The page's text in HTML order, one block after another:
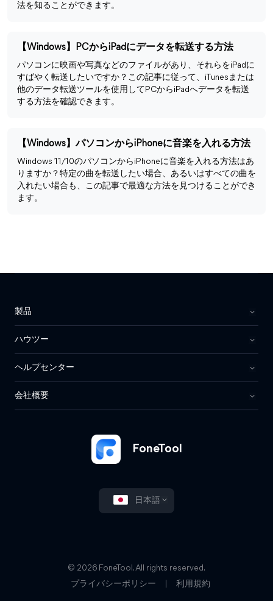
法を知ることができます。
【Windows】PCからiPadにデータを転送する方法
パソコンに映画や写真などのファイルがあり、それらをiPadに
すばやく転送したいですか？この記事に従って、iTunesまたは
他のデータ転送ツールを使用してPCからiPadへデータを転送
する方法を確認できます。
【Windows】パソコンからiPhoneに音楽を入れる方法
Windows 11/10のパソコンからiPhoneに音楽を入れる方法はあ
りますか？特定の曲を転送したい場合、あるいはすべての曲を
入れたい場合も、この記事で最適な方法を見つけることができ
ます。
FoneTool
日本語
製品
ハウツー
ヘルプセンター
会社概要
© 2026 FoneTool. All rights reserved.
プライバシーポリシー
利用規約